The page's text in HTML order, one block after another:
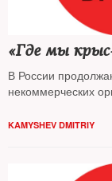
«Где мы
В России
некоммерческих
KAMYSHEV DMITRIY